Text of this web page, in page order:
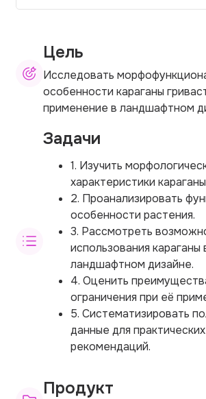
Цель
Исследовать
особенности караганы
применение в ландшафтном
Задачи
1. Изучить
характеристики
2. Проанализировать
особенности растения.
3. Рассмотреть
использования караганы
ландшафтном дизайне.
4. Оценить
ограничения при её
5. Систематизировать
данные для практических
рекомендаций.
Продукт